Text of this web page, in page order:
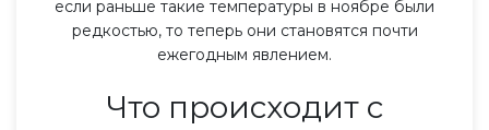
если раньше такие температуры в ноябре были
редкостью, то теперь они становятся почти
ежегодным явлением.
Что происходит с